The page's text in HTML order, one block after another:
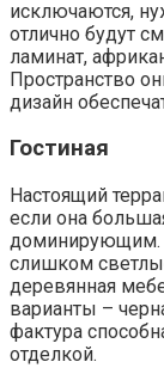
исключаются,
отлично будут
ламинат,
Пространство
дизайн
Гостиная
Настоящий
если она
доминирующим.
слишком
деревянная
варианты –
фактура
отделкой.